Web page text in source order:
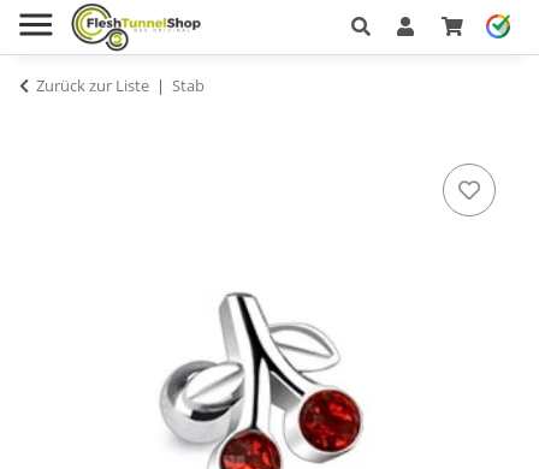
Zurück zur Liste Stab